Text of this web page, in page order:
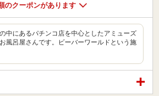
のクーポンがあります
中にあるパチンコ店を中心としたアミューズ
風呂屋さんです。ビーバーワールドという施